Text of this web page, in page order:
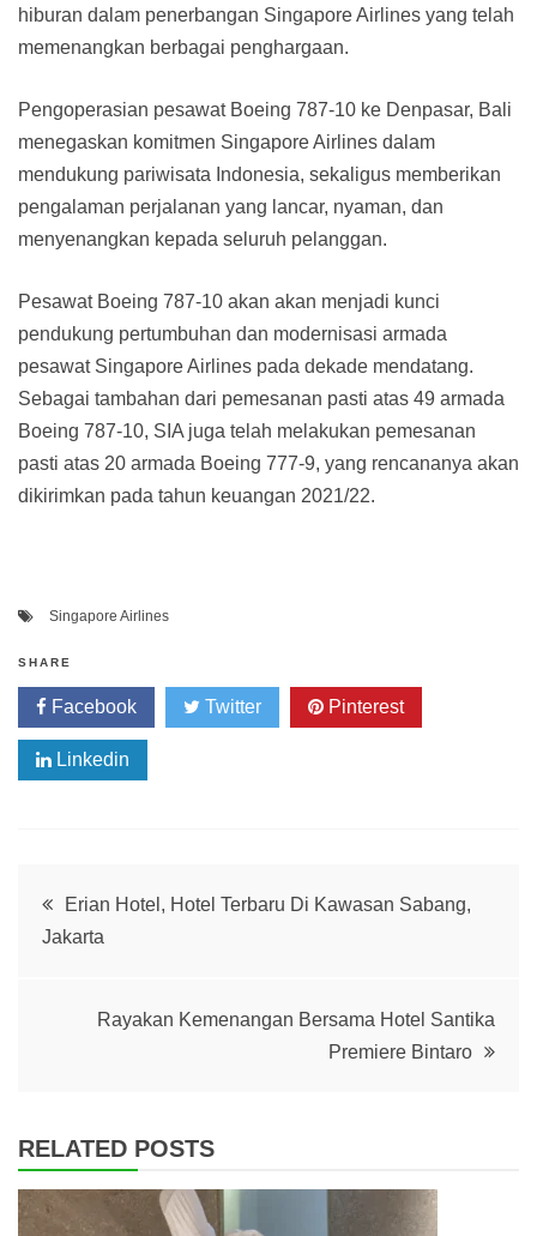
hiburan dalam penerbangan Singapore Airlines yang telah
memenangkan berbagai penghargaan.
Pengoperasian pesawat Boeing 787-10 ke Denpasar, Bali
menegaskan komitmen Singapore Airlines dalam
mendukung pariwisata Indonesia, sekaligus memberikan
pengalaman perjalanan yang lancar, nyaman, dan
menyenangkan kepada seluruh pelanggan.
Pesawat Boeing 787-10 akan akan menjadi kunci
pendukung pertumbuhan dan modernisasi armada
pesawat Singapore Airlines pada dekade mendatang.
Sebagai tambahan dari pemesanan pasti atas 49 armada
Boeing 787-10, SIA juga telah melakukan pemesanan
pasti atas 20 armada Boeing 777-9, yang rencananya akan
dikirimkan pada tahun keuangan 2021/22.
Singapore Airlines
SHARE
Facebook Twitter Pinterest
Linkedin
PostErian Hotel, Hotel Terbaru Di Kawasan Sabang,
Jakarta
Rayakan Kemenangan Bersama Hotel Santika
Premiere Bintaro
RELATED POSTS